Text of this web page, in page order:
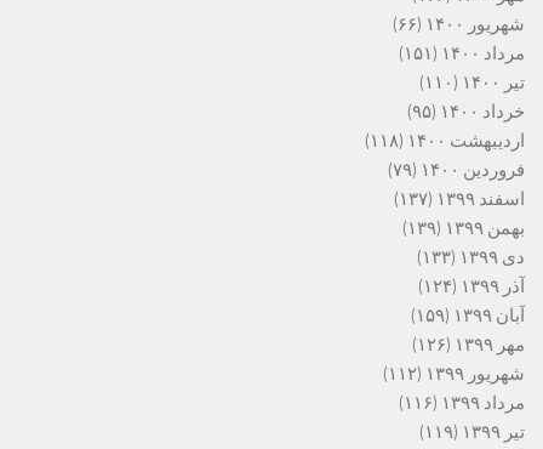
شهریور ۱۴۰۰
(۶۶)
مرداد ۱۴۰۰
(۱۵۱)
تیر ۱۴۰۰
(۱۱۰)
خرداد ۱۴۰۰
(۹۵)
اردیبهشت ۱۴۰۰
(۱۱۸)
فروردین ۱۴۰۰
(۷۹)
اسفند ۱۳۹۹
(۱۳۷)
بهمن ۱۳۹۹
(۱۳۹)
دی ۱۳۹۹
(۱۳۳)
آذر ۱۳۹۹
(۱۲۴)
آبان ۱۳۹۹
(۱۵۹)
مهر ۱۳۹۹
(۱۲۶)
شهریور ۱۳۹۹
(۱۱۲)
مرداد ۱۳۹۹
(۱۱۶)
تیر ۱۳۹۹
(۱۱۹)